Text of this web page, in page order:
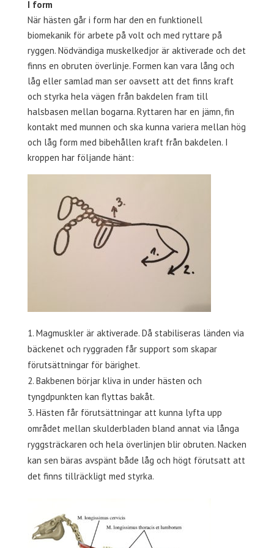
I form
När hästen går i form har den en funktionell
biomekanik för arbete på volt och med ryttare på
ryggen. Nödvändiga muskelkedjor är aktiverade och det
finns en obruten överlinje. Formen kan vara lång och
låg eller samlad man ser oavsett att det finns kraft
och styrka hela vägen från bakdelen fram till
halsbasen mellan bogarna. Ryttaren har en jämn, fin
kontakt med munnen och ska kunna variera mellan hög
och låg form med bibehållen kraft från bakdelen. I
kroppen har följande hänt:
Magmuskler är aktiverade. Då stabiliseras länden via
bäckenet och ryggraden får support som skapar
förutsättningar för bärighet.
Bakbenen börjar kliva in under hästen och
tyngdpunkten kan flyttas bakåt.
Hästen får förutsättningar att kunna lyfta upp
området mellan skulderbladen bland annat via långa
ryggsträckaren och hela överlinjen blir obruten. Nacken
kan sen bäras avspänt både låg och högt förutsatt att
det finns tillräckligt med styrka.